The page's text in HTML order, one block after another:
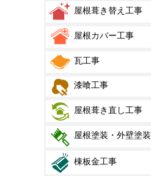
屋根葺き替え工事
屋根カバー工事
瓦工事
漆喰工事
屋根葺き直し工事
屋根塗装・外壁塗装
棟板金工事